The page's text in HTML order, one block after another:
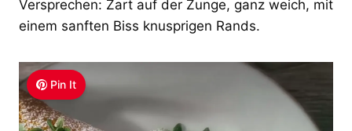
Versprechen: Zart auf der Zunge, ganz weich, mit
einem sanften Biss knusprigen Rands.
Pin It